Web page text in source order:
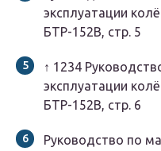
эксплуатации
БТР-152В, стр. 5
↑ 1 234
эксплуатации
БТР-152В, стр. 6
Руководство по